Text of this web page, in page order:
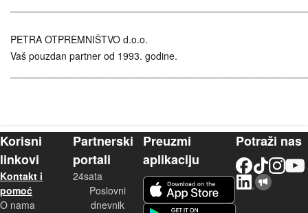
PETRA OTPREMNIŠTVO d.o.o.
Vaš pouzdan partner od 1993. godine.
Korisni
linkovi
Kontakt i
pomoć
O nama
Partnerski
portali
24sata
Poslovni
dnevnik
Preuzmi
aplikaciju
Potraži nas